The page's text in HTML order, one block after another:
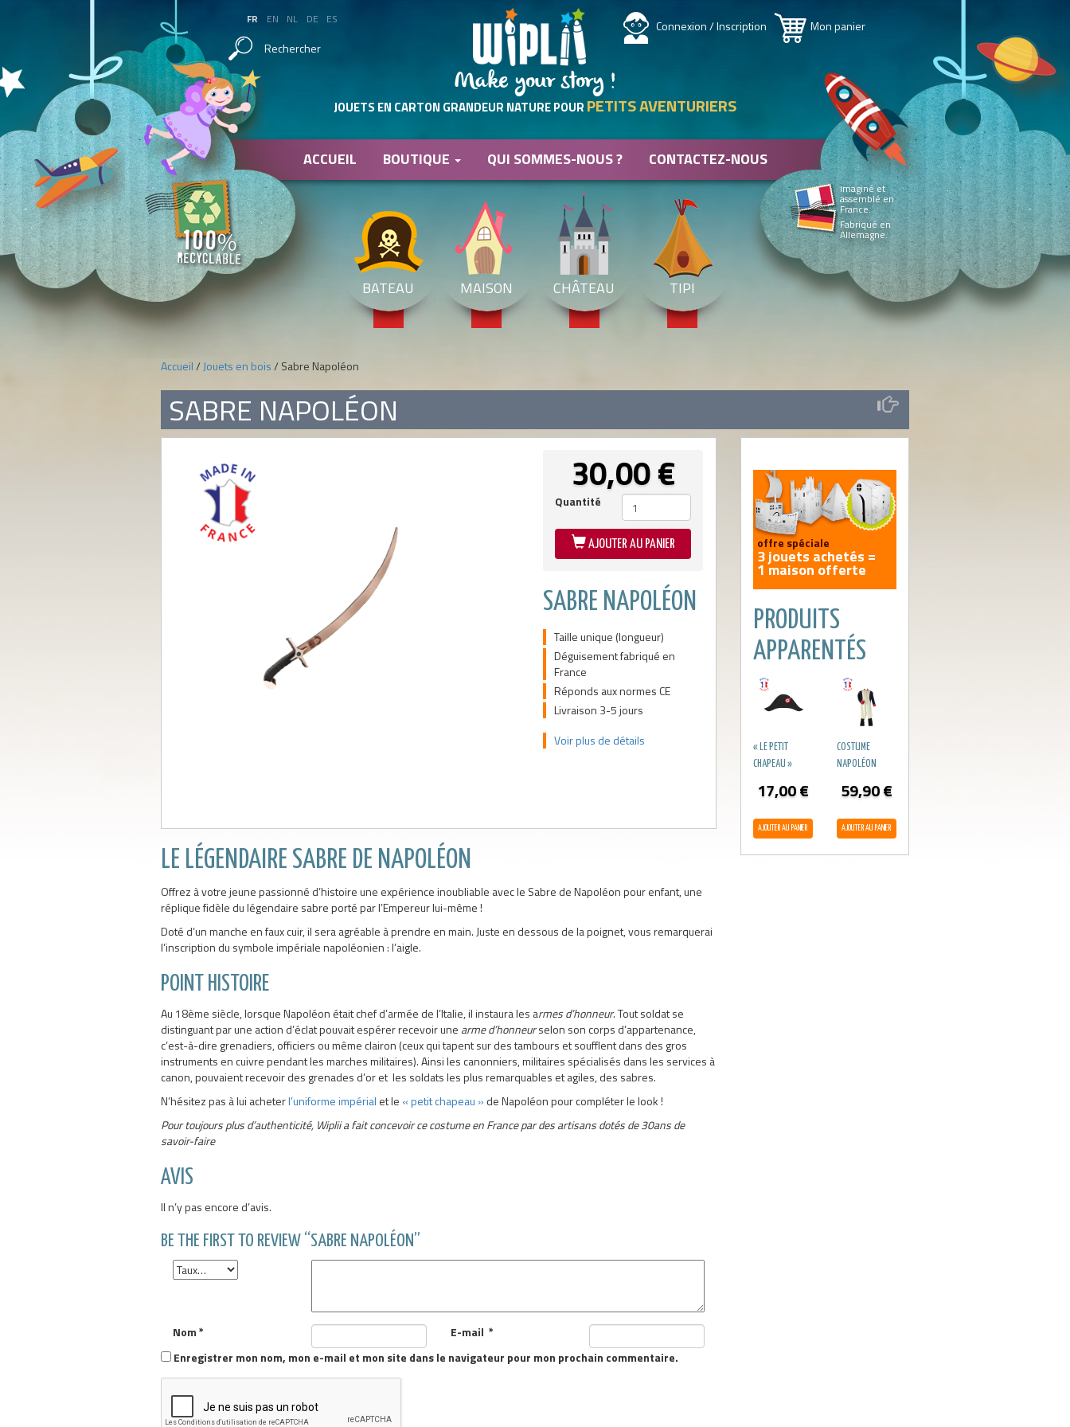
Imaginé et
assemblé en
France.
Fabriqué en
Allemagne.
Make your story !
JOUETS EN CARTON GRANDEUR NATURE POUR PETITS AVENTURIERS
FR EN NL DE ES
Rechercher
Connexion / Inscription Mon panier
ACCUEIL BOUTIQUE QUI SOMMES-NOUS ? CONTACTEZ-NOUS
BATEAU MAISON CHÂTEAU TIPI
Accueil/ Jouets en bois/ Sabre Napoléon
SABRE NAPOLÉON
30,00€
Quantité
AJOUTER AU PANIER
SABRE NAPOLÉON
Taille unique (longueur)
Déguisement fabriqué en
France
Réponds aux normes CE
Livraison 3-5 jours
Voir plus de détails
LE LÉGENDAIRE SABRE DE NAPOLÉON
Offrez à votre jeune passionné d’histoire une expérience inoubliable avec le Sabre de Napoléon pour enfant, une
réplique fidèle du légendaire sabre porté par l’Empereur lui-même !
Doté d’un manche en faux cuir, il sera agréable à prendre en main. Juste en dessous de la poignet, vous remarquerai
l’inscription du symbole impériale napoléonien : l’aigle.
POINT HISTOIRE
Au 18ème siècle, lorsque Napoléon était chef d’armée de l’Italie, il instaura les armes d’honneur. Tout soldat se
distinguant par une action d’éclat pouvait espérer recevoir une arme d’honneurselon son corps d’appartenance,
c’est-à-dire grenadiers, officiers ou même clairon (ceux qui tapent sur des tambours et soufflent dans des gros
instruments en cuivre pendant les marches militaires). Ainsi les canonniers, militaires spécialisés dans les services à
canon, pouvaient recevoir des grenades d’or et les soldats les plus remarquables et agiles, des sabres.
N’hésitez pas à lui acheterl’uniforme impérial et le « petit chapeau » de Napoléon pour compléter le look !
Pour toujours plus d’authenticité, Wiplii a fait concevoir ce costume en France par des artisans dotés de 30ans de
savoir-faire
AVIS
Il n’y pas encore d’avis.
BE THE FIRST TO REVIEW “SABRE NAPOLÉON”
Nom* E-mail *
Enregistrer mon nom, mon e-mail et mon site dans le navigateur pour mon prochain commentaire.
offre spéciale
3 jouets achetés =
1 maison offerte
EN SAVOIR PLUS
PRODUITS
APPARENTÉS
« LE PETIT
CHAPEAU »
17,00€
AJOUTER AU PANIER
COSTUME
NAPOLÉON
59,90€
AJOUTER AU PANIER